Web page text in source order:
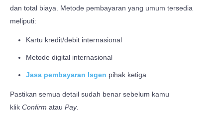
dan total biaya. Metode pembayaran yang umum tersedia
meliputi:
Kartu kredit/debit internasional
Metode digital internasional
Jasa pembayaran Isgen pihak ketiga
Pastikan semua detail sudah benar sebelum kamu
klik Confirm atau Pay.